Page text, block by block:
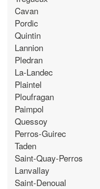
Cavan
Pordic
Quintin
Lannion
Pledran
La-Landec
Plaintel
Ploufragan
Paimpol
Quessoy
Perros-Guirec
Taden
Saint-Quay-Perros
Lanvallay
Saint-Denoual